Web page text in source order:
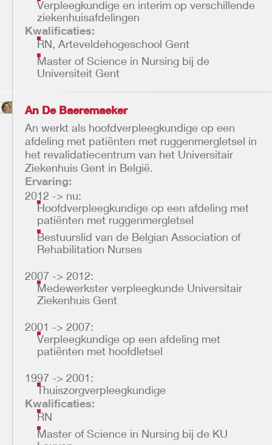
Verpleegkundige en interim op verschillende
ziekenhuisafdelingen
Kwalificaties:
RN, Arteveldehogeschool Gent
Master of Science in Nursing bij de
Universiteit Gent
An De Baeremaeker
An werkt als hoofdverpleegkundige op een
afdeling met patiënten met ruggenmergletsel in
het revalidatiecentrum van het Universitair
Ziekenhuis Gent in België.
Ervaring:
2012 -> nu:
Hoofdverpleegkundige op een afdeling met
patiënten met ruggenmergletsel
Bestuurslid van de Belgian Association of
Rehabilitation Nurses
2007 -> 2012:
Medewerkster verpleegkunde Universitair
Ziekenhuis Gent
2001 -> 2007:
Verpleegkundige op een afdeling met
patiënten met hoofdletsel
1997 -> 2001:
Thuiszorgverpleegkundige
Kwalificaties:
RN
Master of Science in Nursing bij de KU